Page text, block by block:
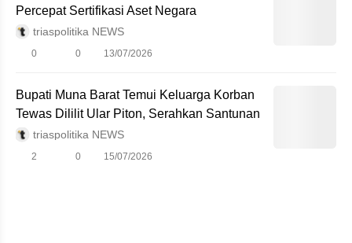
Percepat Sertifikasi Aset Negara
triaspolitika NEWS
0 0 13/07/2026
Bupati Muna Barat Temui Keluarga Korban
Tewas Dililit Ular Piton, Serahkan Santunan
triaspolitika NEWS
2 0 15/07/2026